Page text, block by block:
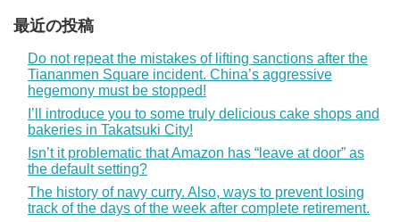
最近の投稿
Do not repeat the mistakes of lifting sanctions after the
Tiananmen Square incident. China’s aggressive
hegemony must be stopped!
I’ll introduce you to some truly delicious cake shops and
bakeries in Takatsuki City!
Isn’t it problematic that Amazon has “leave at door” as
the default setting?
The history of navy curry. Also, ways to prevent losing
track of the days of the week after complete retirement.